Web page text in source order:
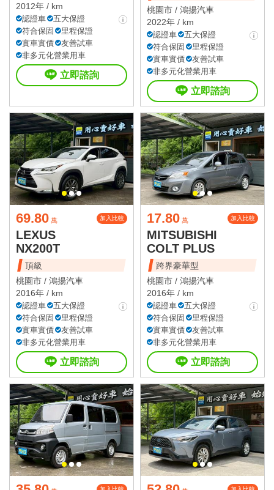
2012年 / km
認證車
五大保證
符合保固
里程保證
實車實價
友善試車
非多元化營業用車
立即諮詢
桃園市 / 鴻揚汽車
2022年 / km
認證車
五大保證
符合保固
里程保證
實車實價
友善試車
非多元化營業用車
立即諮詢
69.80 萬 加入比較
LEXUS
NX200T
頂級
桃園市 / 鴻揚汽車
2016年 / km
認證車
五大保證
符合保固
里程保證
實車實價
友善試車
非多元化營業用車
立即諮詢
17.80 萬 加入比較
MITSUBISHI
COLT PLUS
跨界豪華型
桃園市 / 鴻揚汽車
2016年 / km
認證車
五大保證
符合保固
里程保證
實車實價
友善試車
非多元化營業用車
立即諮詢